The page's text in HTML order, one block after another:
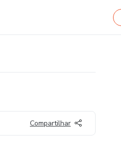
Compartilhar